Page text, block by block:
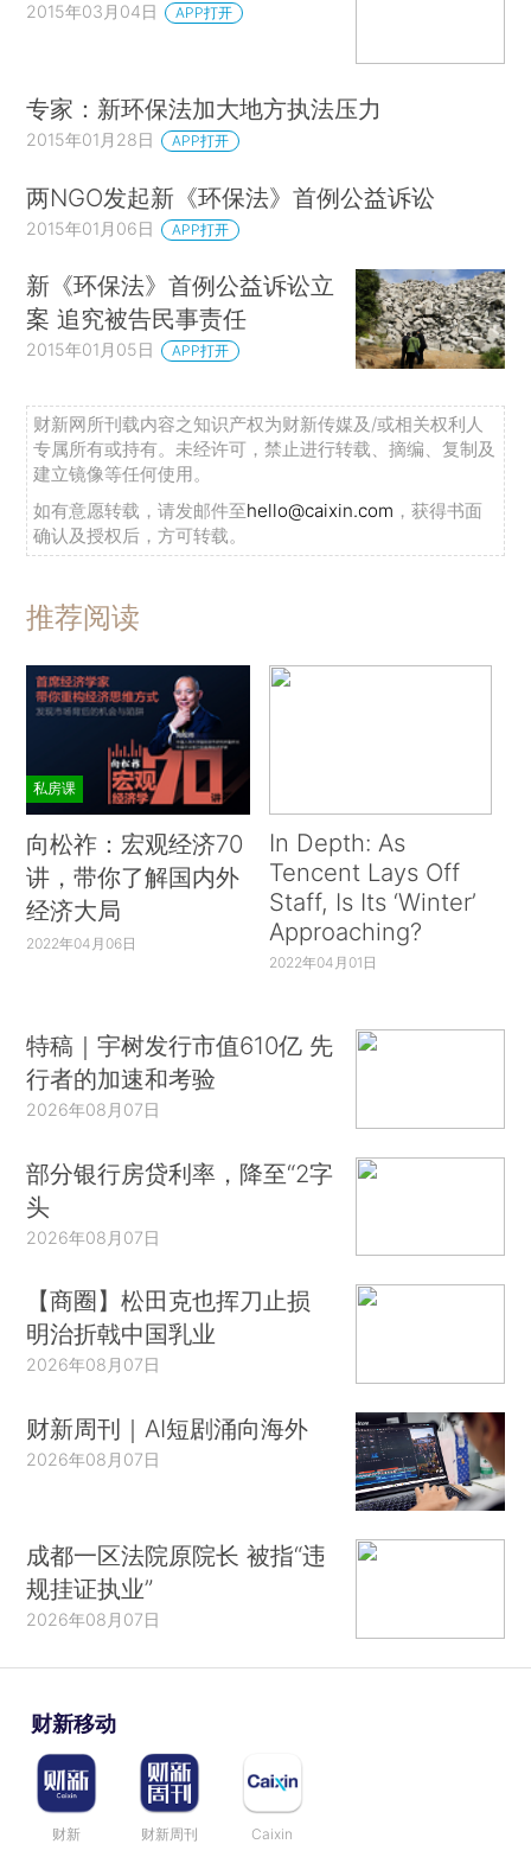
2015年03月04日 APP打开
专家：新环保法加大地方执法压力
2015年01月28日 APP打开
两NGO发起新《环保法》首例公益诉讼
2015年01月06日 APP打开
新《环保法》首例公益诉讼立
案 追究被告民事责任
2015年01月05日 APP打开
财新网所刊载内容之知识产权为财新传媒及/或相关权利人
专属所有或持有。未经许可，禁止进行转载、摘编、复制及
建立镜像等任何使用。
如有意愿转载，请发邮件至hello@caixin.com ，获得书面
确认及授权后，方可转载。
推荐阅读
私房课
向松祚：宏观经济70
讲，带你了解国内外
经济大局
2022年04月06日
In Depth: As
Tencent Lays Off
Staff, Is Its ‘Winter’
Approaching?
2022年04月01日
特稿｜宇树发行市值610亿 先
行者的加速和考验
2026年08月07日
部分银行房贷利率，降至“2字
头
2026年08月07日
【商圈】松田克也挥刀止损
明治折戟中国乳业
2026年08月07日
财新周刊｜AI短剧涌向海外
2026年08月07日
成都一区法院原院长 被指“违
规挂证执业”
2026年08月07日
财新移动
财新 财新周刊 Caixin